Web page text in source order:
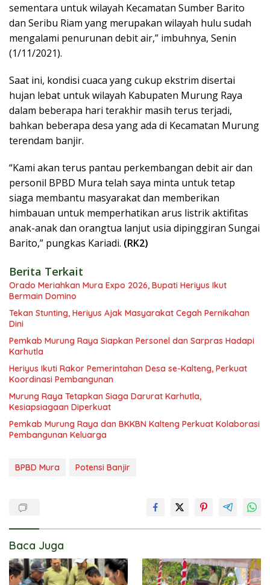
sementara untuk wilayah Kecamatan Sumber Barito
dan Seribu Riam yang merupakan wilayah hulu sudah
mengalami penurunan debit air,” imbuhnya, Senin
(1/11/2021).
Saat ini, kondisi cuaca yang cukup ekstrim disertai
hujan lebat untuk wilayah Kabupaten Murung Raya
dalam beberapa hari terakhir masih terus terjadi,
bahkan beberapa desa yang ada di Kecamatan Murung
terendam banjir.
“Kami akan terus pantau perkembangan debit air dan
personil BPBD Mura telah saya minta untuk tetap
siaga membantu masyarakat dan memberikan
himbauan untuk memperhatikan arus listrik aktifitas
anak-anak dan orangtua lanjut usia dipinggiran Sungai
Barito,” pungkas Kariadi. (RK2)
Berita Terkait
Orado Meriahkan Mura Expo 2026, Bupati Heriyus Ikut
Bermain Domino
Tekan Stunting, Heriyus Ajak Masyarakat Cegah Pernikahan
Dini
Pemkab Murung Raya Siapkan Personel dan Sarpras Hadapi
Karhutla
Heriyus Ikuti Rakor Pemerintahan Desa se-Kalteng, Perkuat
Koordinasi Pembangunan
Murung Raya Tetapkan Siaga Darurat Karhutla,
Kesiapsiagaan Diperkuat
Pemkab Murung Raya dan BKKBN Kalteng Perkuat Kolaborasi
Pembangunan Keluarga
BPBD Mura Potensi Banjir
Baca Juga